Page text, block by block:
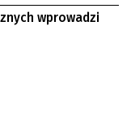
wprowadzi